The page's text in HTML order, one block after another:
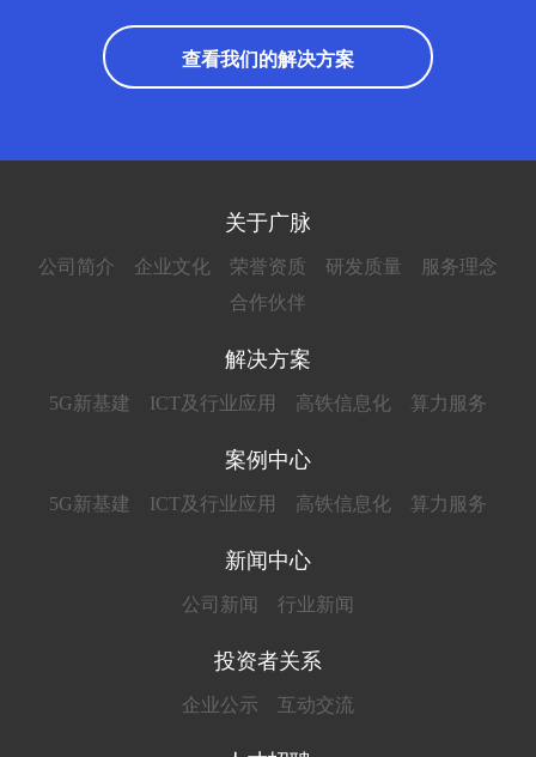
查看我们的解决方案
关于广脉
公司简介 企业文化 荣誉资质 研发质量
服务理念
合作伙伴
解决方案
5G新基建 ICT及行业应用 高铁信息化 算力服务
案例中心
5G新基建 ICT及行业应用 高铁信息化 算力服务
新闻中心
公司新闻 行业新闻
投资者关系
企业公示 互动交流